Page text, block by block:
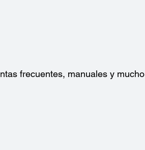
frecuentes, manuales y mucho